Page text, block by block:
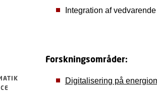
Integration af
Forskningsområder:
Digitalisering på